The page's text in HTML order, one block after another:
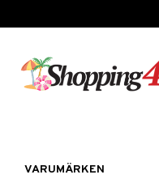
VARUMÄRKEN